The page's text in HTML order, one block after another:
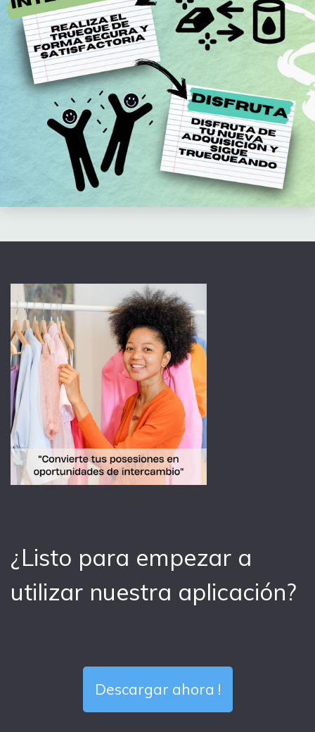
¿Listo para empezar a
utilizar nuestra aplicación?
Descargar ahora !